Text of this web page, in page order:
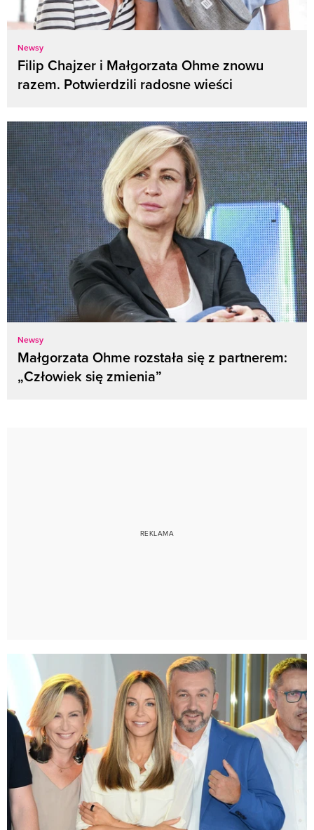
Newsy
Filip Chajzer i Małgorzata Ohme znowu
razem. Potwierdzili radosne wieści
Newsy
Małgorzata Ohme rozstała się z partnerem:
„Człowiek się zmienia”